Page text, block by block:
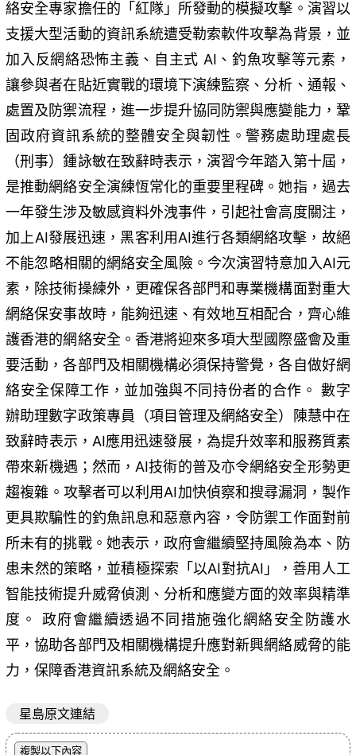
絡安全專家擔任的「紅隊」所發動的模擬攻擊。演習以
支援大型活動的資訊系統遭受勒索軟件攻擊為背景，並
加入反網絡恐怖主義、自主式 AI、釣魚攻擊等元素，
讓參與者在貼近實戰的環境下演練監察、分析、通報、
處置及防禦流程，進一步提升協同防禦與應變能力，鞏
固政府資訊系統的整體安全與韌性。警務處助理處長
（刑事）鍾詠敏在致辭時表示，演習今年踏入第十屆，
是推動網絡安全演練恆常化的重要里程碑。她指，過去
一年發生涉及敏感資料外洩事件，引起社會高度關注，
加上AI發展迅速，黑客利用AI進行各類網絡攻擊，故絕
不能忽略相關的網絡安全風險。今次演習特意加入AI元
素，除技術操練外，更確保各部門和專業機構面對重大
網絡保安事故時，能夠迅速、有效地互相配合，齊心維
護香港的網絡安全。香港將迎來多項大型國際盛會及重
要活動，各部門及相關機構必須保持警覺，各自做好網
絡安全保障工作，並加強與不同持份者的合作。 數字
辦助理數字政策專員（項目管理及網絡安全）陳慧中在
致辭時表示，AI應用迅速發展，為提升效率和服務質素
帶來新機遇；然而，AI技術的普及亦令網絡安全形勢更
趨複雜。攻擊者可以利用AI加快偵察和搜尋漏洞，製作
更具欺騙性的釣魚訊息和惡意內容，令防禦工作面對前
所未有的挑戰。她表示，政府會繼續堅持風險為本、防
患未然的策略，並積極探索「以AI對抗AI」，善用人工
智能技術提升威脅偵測、分析和應變方面的效率與精準
度。 政府會繼續透過不同措施強化網絡安全防護水
平，協助各部門及相關機構提升應對新興網絡威脅的能
力，保障香港資訊系統及網絡安全。
星島原文連結